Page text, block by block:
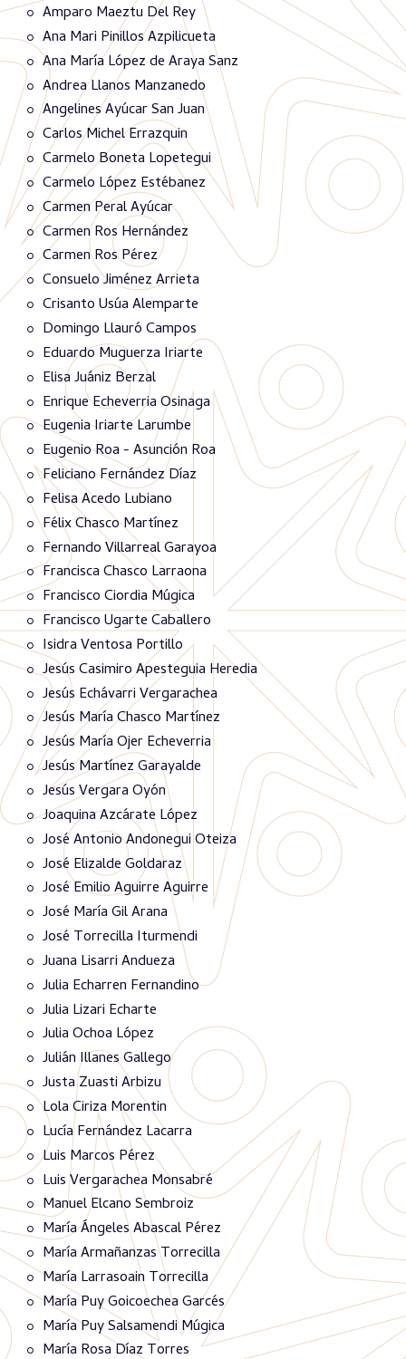
Amparo Maeztu Del Rey
Ana Mari Pinillos Azpilicueta
Ana María López de Araya Sanz
Andrea Llanos Manzanedo
Angelines Ayúcar San Juan
Carlos Michel Errazquin
Carmelo Boneta Lopetegui
Carmelo López Estébanez
Carmen Peral Ayúcar
Carmen Ros Hernández
Carmen Ros Pérez
Consuelo Jiménez Arrieta
Crisanto Usúa Alemparte
Domingo Llauró Campos
Eduardo Muguerza Iriarte
Elisa Juániz Berzal
Enrique Echeverria Osinaga
Eugenia Iriarte Larumbe
Eugenio Roa - Asunción Roa
Feliciano Fernández Díaz
Felisa Acedo Lubiano
Félix Chasco Martínez
Fernando Villarreal Garayoa
Francisca Chasco Larraona
Francisco Ciordia Múgica
Francisco Ugarte Caballero
Isidra Ventosa Portillo
Jesús Casimiro Apesteguia Heredia
Jesús Echávarri Vergarachea
Jesús María Chasco Martínez
Jesús María Ojer Echeverria
Jesús Martínez Garayalde
Jesús Vergara Oyón
Joaquina Azcárate López
José Antonio Andonegui Oteiza
José Elizalde Goldaraz
José Emilio Aguirre Aguirre
José María Gil Arana
José Torrecilla Iturmendi
Juana Lisarri Andueza
Julia Echarren Fernandino
Julia Lizari Echarte
Julia Ochoa López
Julián Illanes Gallego
Justa Zuasti Arbizu
Lola Ciriza Morentin
Lucía Fernández Lacarra
Luis Marcos Pérez
Luis Vergarachea Monsabré
Manuel Elcano Sembroiz
María Ángeles Abascal Pérez
María Armañanzas Torrecilla
María Larrasoain Torrecilla
María Puy Goicoechea Garcés
María Puy Salsamendi Múgica
María Rosa Díaz Torres